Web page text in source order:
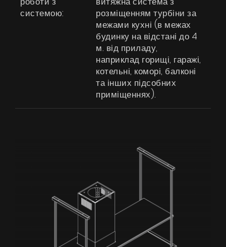
Контакти
UA|RU
системою:
розміщенням турбіни за
межами кухні (в межах
будинку на відстані до 4
м. від приладу,
наприклад горищі, гаражі,
котельні, коморі, балконі
та інших підсобних
приміщеннях).